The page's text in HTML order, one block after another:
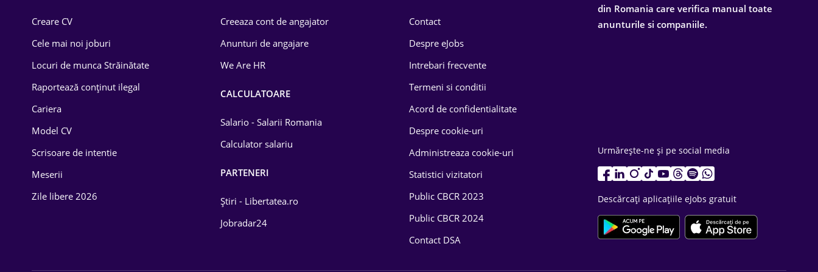
Drept
Educație / Training
Energetică
Farma
Creare CV
Cele mai noi joburi
Locuri de munca Străinătate
Raportează conținut ilegal
Cariera
Model CV
Scrisoare de intentie
Meserii
Zile libere 2026
Creeaza cont de angajator
Anunturi de angajare
We Are HR
CALCULATOARE
Salario - Salarii Romania
Calculator salariu
PARTENERI
Știri - Libertatea.ro
Jobradar24
Contact
Despre eJobs
Intrebari frecvente
Termeni si conditii
Acord de confidentialitate
Despre cookie-uri
Administreaza cookie-uri
Statistici vizitatori
Public CBCR 2023
Public CBCR 2024
Contact DSA
din Romania care verifica manual toate
anunturile si companiile.
Urmărește-ne și pe social media
Descărcați aplicațiile eJobs gratuit